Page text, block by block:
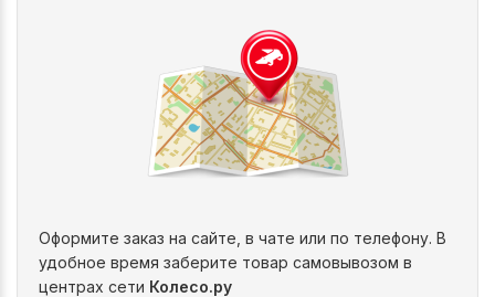
Оформите заказ на сайте, в чате или по телефону. В
удобное время заберите товар самовывозом в
центрах сети Колесо.ру